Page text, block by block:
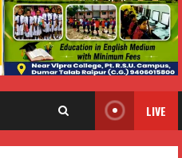
LIVE